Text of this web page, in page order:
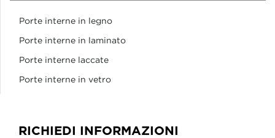
Porte interne in legno
Porte interne in laminato
Porte interne laccate
Porte interne in vetro
RICHIEDI INFORMAZIONI